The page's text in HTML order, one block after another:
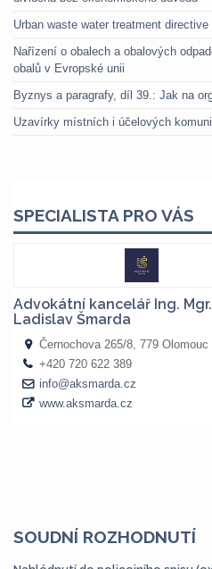
Urban waste water treatment
Nařízení o obalech a obalových
obalů v Evropské unii
Byznys a paragrafy, díl 39.: Jak na
Uzavírky místních i účelových
SOUDNÍ ROZHODNUTÍ